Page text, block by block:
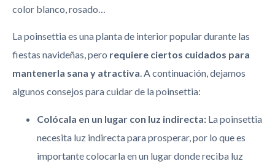
color blanco, rosado…
La poinsettia es una planta de interior popular durante las
fiestas navideñas, pero requiere ciertos cuidados para
mantenerla sana y atractiva. A continuación, dejamos
algunos consejos para cuidar de la poinsettia:
Colócala en un lugar con luz indirecta: La poinsettia
necesita luz indirecta para prosperar, por lo que es
importante colocarla en un lugar donde reciba luz